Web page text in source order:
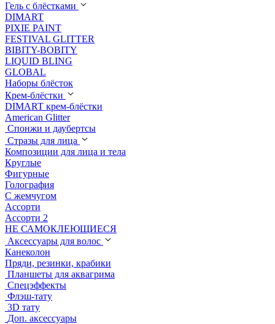
Гель с блёстками
DIMART
PIXIE PAINT
FESTIVAL GLITTER
BIBITY-BOBITY
LIQUID BLING
GLOBAL
Наборы блёсток
Крем-блёстки
DIMART крем-блёстки
American Glitter
Спонжи и даубертсы
Стразы для лица
Композиции для лица и тела
Круглые
Фигурные
Голография
С жемчугом
Ассорти
Ассорти 2
НЕ САМОКЛЕЮЩИЕСЯ
Аксессуары для волос
Канеколон
Пряди, резинки, крабики
Планшеты для аквагрима
Спецэффекты
Флэш-тату
3D тату
Доп. аксессуары